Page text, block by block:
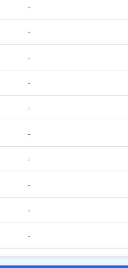
-
-
-
-
-
-
-
-
-
-